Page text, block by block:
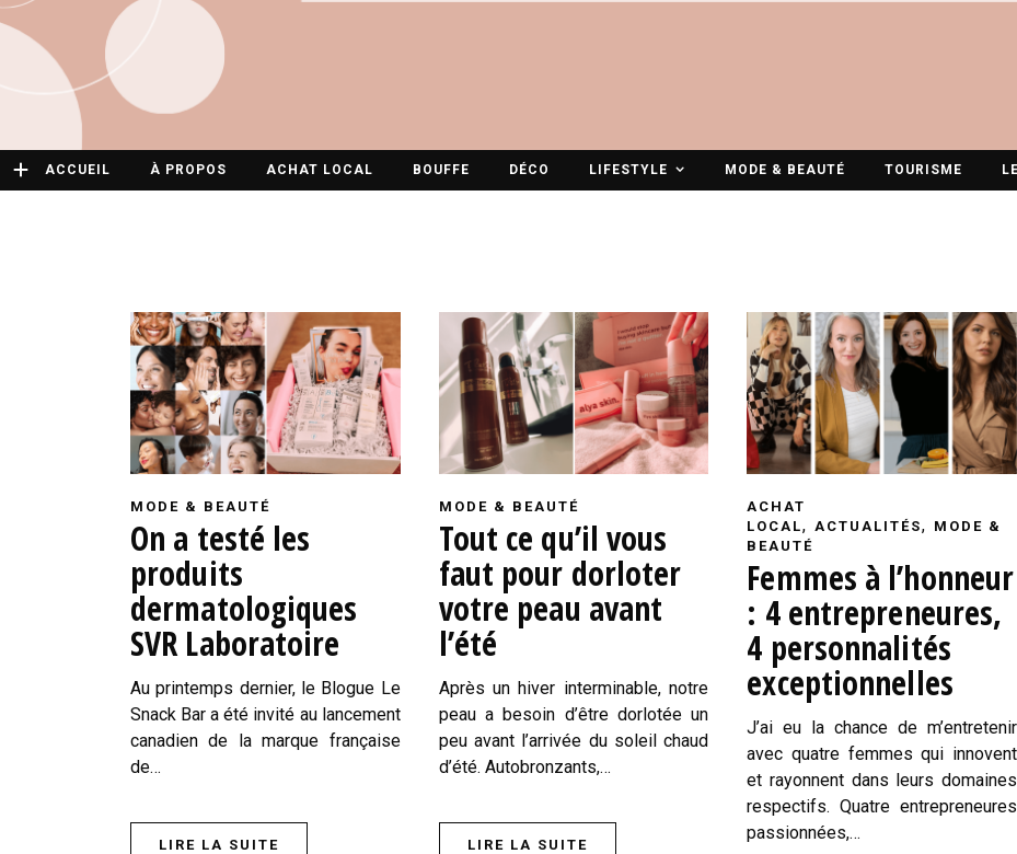
ACCUEIL À PROPOS ACHAT LOCAL BOUFFE DÉCO LIFESTYLE MODE & BEAUTÉ TOURISME
MODE & BEAUTÉ
On a testé les
produits
dermatologiques
SVR Laboratoire
Au printemps dernier, le Blogue Le
Snack Bar a été invité au lancement
canadien de la marque française
de…
LIRE LA SUITE
MODE & BEAUTÉ
Tout ce qu’il vous
faut pour dorloter
votre peau avant
l’été
Après un hiver interminable, notre
peau a besoin d’être dorlotée un
peu avant l’arrivée du soleil chaud
d’été. Autobronzants,…
LIRE LA SUITE
ACHAT
LOCAL,ACTUALITÉS, MODE &
BEAUTÉ
Femmes à l’honneur
: 4 entrepreneures,
4 personnalités
exceptionnelles
J’ai eu la chance de m’entretenir
avec quatre femmes qui innovent
et rayonnent dans leurs domaines
respectifs. Quatre entrepreneures
passionnées,…